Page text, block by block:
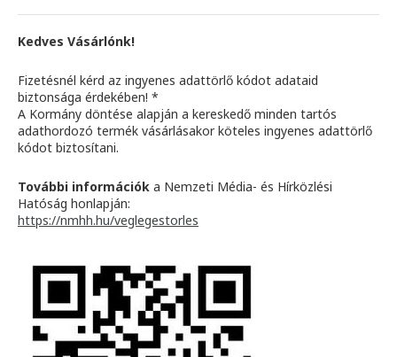
Kedves Vásárlónk!
Fizetésnél kérd az ingyenes adattörlő kódot adataid
biztonsága érdekében! *
A Kormány döntése alapján a kereskedő minden tartós
adathordozó termék vásárlásakor köteles ingyenes adattörlő
kódot biztosítani.
További információk a Nemzeti Média- és Hírközlési
Hatóság honlapján:
https://nmhh.hu/veglegestorles